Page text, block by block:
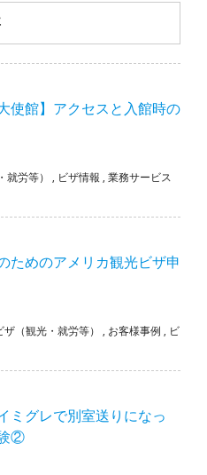
使館】アクセスと入館時の
労等） , ビザ情報 , 業務サービス
ためのアメリカ観光ビザ申
（観光・就労等） , お客様事例 , ビ
ミグレで別室送りになっ
②